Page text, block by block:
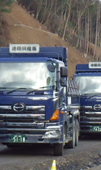
施工実績
採用情報
会社案内
お問い合わせ
新着情報